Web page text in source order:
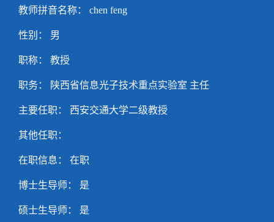
教师拼音名称： chen feng
性别： 男
职称： 教授
职务： 陕西省信息光子技术重点实验室 主任
主要任职： 西安交通大学二级教授
其他任职：
在职信息： 在职
博士生导师： 是
硕士生导师： 是